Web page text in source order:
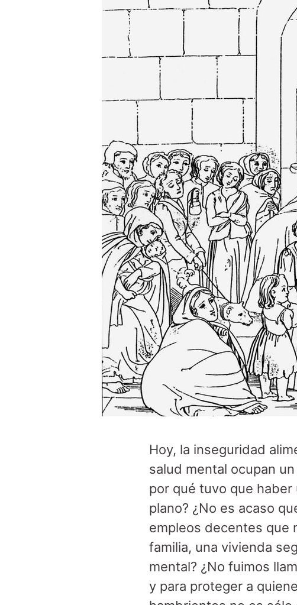
Hoy, la inseguridad
salud mental ocupan
por qué tuvo que
plano? ¿No es acaso
empleos decentes que
familia, una vivienda
mental? ¿No fuimos
y para proteger a